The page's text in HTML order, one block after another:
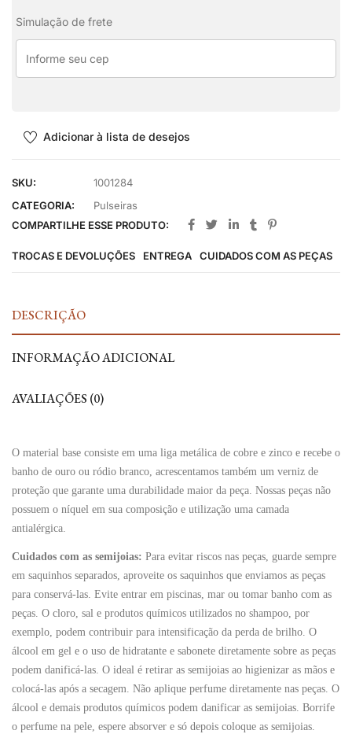
Simulação de frete
Adicionar à lista de desejos
SKU:
1001284
CATEGORIA:
Pulseiras
COMPARTILHE ESSE PRODUTO:
TROCAS E DEVOLUÇÕES ENTREGA CUIDADOS COM AS PEÇAS
DESCRIÇÃO
INFORMAÇÃO ADICIONAL
AVALIAÇÕES (0)
O material base consiste em uma liga metálica de cobre e zinco e recebe o
banho de ouro ou ródio branco, acrescentamos também um verniz de
proteção que garante uma durabilidade maior da peça. Nossas peças não
possuem o níquel em sua composição e utilização uma camada
antialérgica.
Cuidados com as semijoias: Para evitar riscos nas peças, guarde sempre
em saquinhos separados, aproveite os saquinhos que enviamos as peças
para conservá-las. Evite entrar em piscinas, mar ou tomar banho com as
peças. O cloro, sal e produtos químicos utilizados no shampoo, por
exemplo, podem contribuir para intensificação da perda de brilho. O
álcool em gel e o uso de hidratante e sabonete diretamente sobre as peças
podem danificá-las. O ideal é retirar as semijoias ao higienizar as mãos e
colocá-las após a secagem. Não aplique perfume diretamente nas peças. O
álcool e demais produtos químicos podem danificar as semijoias. Borrife
o perfume na pele, espere absorver e só depois coloque as semijoias.